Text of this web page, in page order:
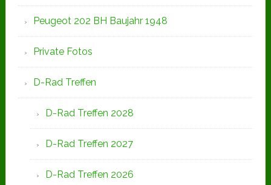
Peugeot 202 BH Baujahr 1948
Private Fotos
D-Rad Treffen
D-Rad Treffen 2028
D-Rad Treffen 2027
D-Rad Treffen 2026